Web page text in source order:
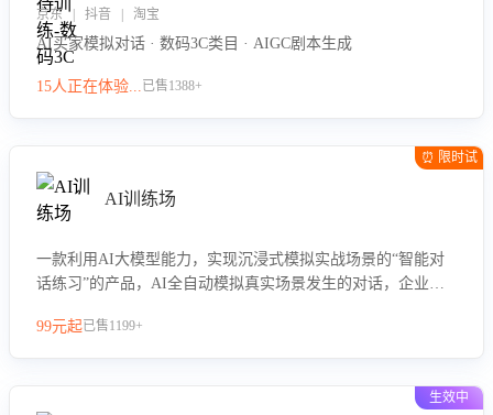
京东 | 抖音 | 淘宝
AI买家模拟对话 · 数码3C类目 · AIGC剧本生成
15人正在体验...已售1388+
⏰ 限时试
AI训练场
一款利用AI大模型能力，实现沉浸式模拟实战场景的“智能对
话练习”的产品，AI全自动模拟真实场景发生的对话，企业可
力。
99元起已售1199+
生效中